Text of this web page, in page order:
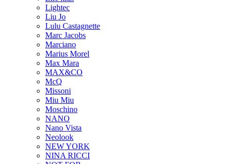
Lightec
Liu Jo
Lulu Castagnette
Marc Jacobs
Marciano
Marius Morel
Max Mara
MAX&CO
McQ
Missoni
Miu Miu
Moschino
NANO
Nano Vista
Neolook
NEW YORK
NINA RICCI